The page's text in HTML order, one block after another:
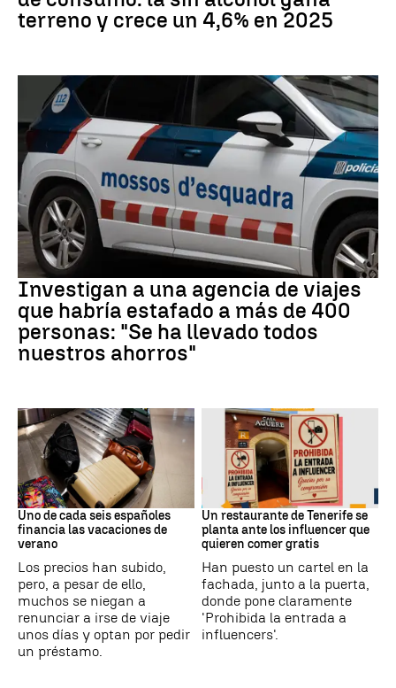
terreno y crece un 4,6% en 2025
Estafa
Investigan a una agencia de viajes
que habría estafado a más de 400
personas: "Se ha llevado todos
nuestros ahorros"
Subida precios
Uno de cada seis españoles
financia las vacaciones de
verano
Los precios han subido,
pero, a pesar de ello,
muchos se niegan a
renunciar a irse de viaje
unos días y optan por pedir
un préstamo.
Redes Sociales
Un restaurante de Tenerife se
planta ante los influencer que
quieren comer gratis
Han puesto un cartel en la
fachada, junto a la puerta,
donde pone claramente
'Prohibida la entrada a
influencers'.